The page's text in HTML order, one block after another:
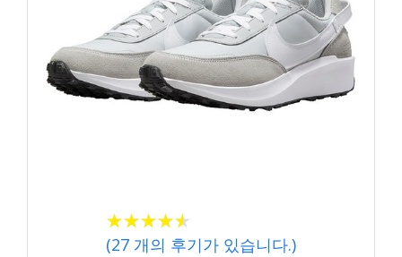
★★★★★
★★★★★
(27 개의 후기가 있습니다.)